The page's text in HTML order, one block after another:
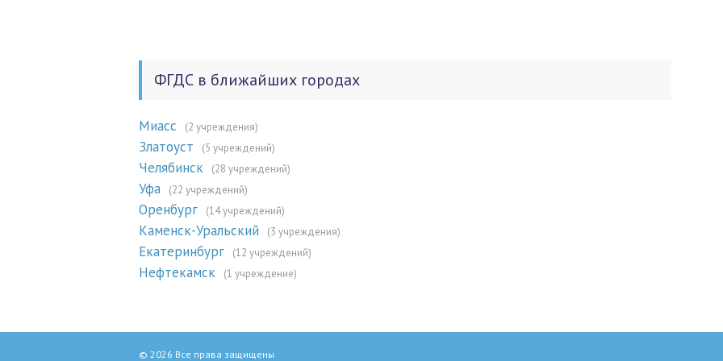
ФГДС в ближайших городах
Миасс (2 учреждения)
Златоуст (5 учреждений)
Челябинск (28 учреждений)
Уфа (22 учреждений)
Оренбург (14 учреждений)
Каменск-Уральский (3 учреждения)
Екатеринбург (12 учреждений)
Нефтекамск (1 учреждение)
© 2026 Все права защищены